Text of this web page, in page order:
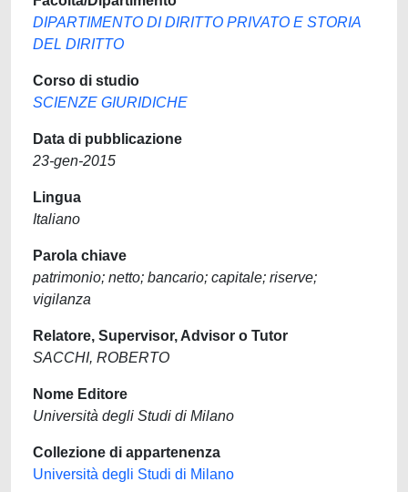
DIPARTIMENTO DI DIRITTO PRIVATO E STORIA
DEL DIRITTO
Corso di studio
SCIENZE GIURIDICHE
Data di pubblicazione
23-gen-2015
Lingua
Italiano
Parola chiave
patrimonio; netto; bancario; capitale; riserve;
vigilanza
Relatore, Supervisor, Advisor o Tutor
SACCHI, ROBERTO
Nome Editore
Università degli Studi di Milano
Collezione di appartenenza
Università degli Studi di Milano